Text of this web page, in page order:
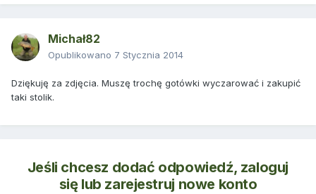
Michał82
Opublikowano 7 Stycznia 2014
Dziękuję za zdjęcia. Muszę trochę gotówki wyczarować i zakupić
taki stolik.
Jeśli chcesz dodać odpowiedź, zaloguj
się lub zarejestruj nowe konto